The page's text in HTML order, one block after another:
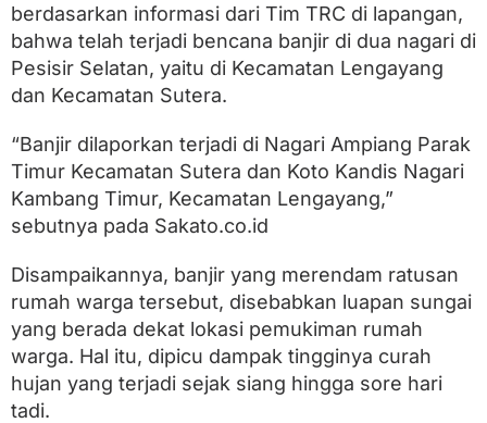
t
a
r
R
a
u
a
n
R
u
a
h
T
e
r
e
n
berdasarkan informasi dari Tim TRC di lapangan,
bahwa telah terjadi bencana banjir di dua nagari di
Pesisir Selatan, yaitu di Kecamatan Lengayang
dan Kecamatan Sutera.
“Banjir dilaporkan terjadi di Nagari Ampiang Parak
Timur Kecamatan Sutera dan Koto Kandis Nagari
Kambang Timur, Kecamatan Lengayang,”
sebutnya pada Sakato.co.id
Disampaikannya, banjir yang merendam ratusan
rumah warga tersebut, disebabkan luapan sungai
yang berada dekat lokasi pemukiman rumah
warga. Hal itu, dipicu dampak tingginya curah
hujan yang terjadi sejak siang hingga sore hari
tadi.